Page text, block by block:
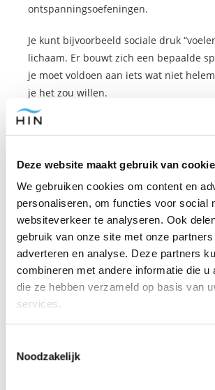
Deze website maakt gebruik van
We gebruiken cookies om content en
personaliseren, om functies voor social
websiteverkeer te analyseren. Ook
gebruik van onze site met onze
adverteren en analyse. Deze partners
combineren met andere informatie die
die ze hebben verzameld op basis van
services.
Noodzakelijk
ontspanningsoefeningen.
Je kunt bijvoorbeeld sociale druk
lichaam. Er bouwt zich een bepaalde
je moet voldoen aan iets wat niet
je het zou willen.
Dat geeft spanning en “nee” zeggen of
tegen “de groep” in.
Door te leren hoe je in dit soort
kunt ontspannen zorg je ervoor dat de
je lichaam de mentale gevolgen niet
Hierdoor blijft de angst klein - of zelfs
en kun je eenvoudiger jezelf zijn.
De visualisaties helpen je om te
kunnen zijn. Zo kun je visualiseren hoe